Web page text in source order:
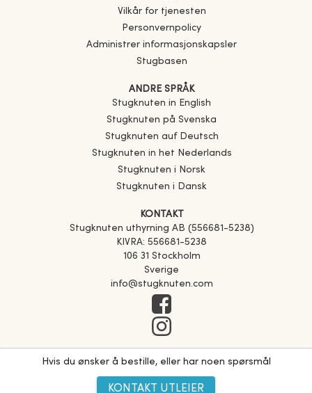
Hvis du ønsker å bestille, eller har noen spørsmål
KONTAKT UTLEIER
Vilkår for tjenesten
Personvernpolicy
Administrer informasjonskapsler
Stugbasen
ANDRE SPRÅK
Stugknuten in English
Stugknuten på Svenska
Stugknuten auf Deutsch
Stugknuten in het Nederlands
Stugknuten i Norsk
Stugknuten i Dansk
KONTAKT
Stugknuten uthyrning AB (556681-5238)
KIVRA: 556681-5238
106 31 Stockholm
Sverige
info@stugknuten.com